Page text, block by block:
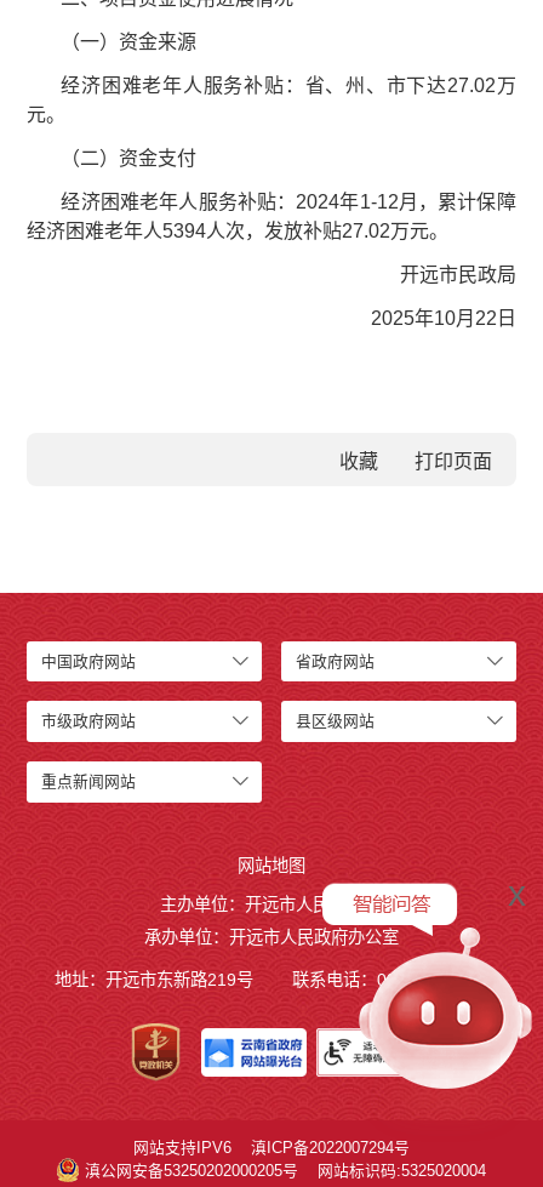
（一）资金来源
经济困难老年人服务补贴：省、州、市下达27.02万
元。
（二）资金支付
经济困难老年人服务补贴：2024年1-12月，累计保障
经济困难老年人5394人次，发放补贴27.02万元。
开远市民政局
2025年10月22日
收藏
中国政府网站 省政府网站
市级政府网站 县区级网站
重点新闻网站
网站地图
主办单位：开远市人民政府
承办单位：开远市人民政府办公室
地址：开远市东新路219号 联系电话：0873-7236877
网站支持IPV6
滇ICP备2022007294号
滇公网安备53250202000205号
网站标识码:5325020004
x